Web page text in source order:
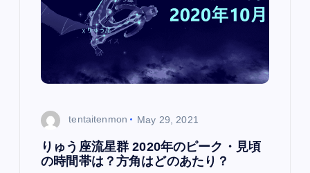
tentaitenmon May 29, 2021
りゅう座流星群 2020年のピーク・見頃
の時間帯は？方角はどのあたり？